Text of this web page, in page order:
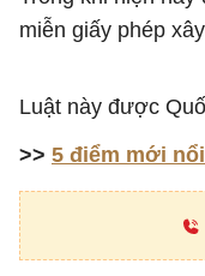
miễn giấy phép
Luật này được
>> 5 điểm mới